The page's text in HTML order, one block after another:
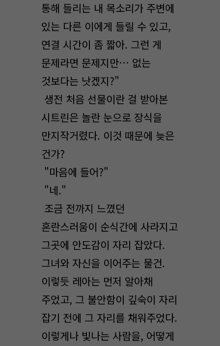
통해 들리는 내 목소리가 주변에
있는 다른 이에게 들릴 수 있고,
연결 시간이 좀 짧아. 그런 게
문제라면 문제지만… 없는
것보다는 낫겠지?"
생전 처음 선물이란 걸 받아본
시트린은 놀란 눈으로 장식을
만지작거렸다. 이것 때문에 늦은
건가?
"마음에 들어?"
"네."
조금 전까지 느꼈던
혼란스러움이 순식간에 사라지고
그곳에 안도감이 자리 잡았다.
그녀와 자신을 이어주는 물건.
이렇듯 레아는 먼저 알아채
주었고, 그 불안함이 깊숙이 자리
잡기 전에 그 자리를 채워주었다.
이렇게나 빛나는 사람을, 어떻게